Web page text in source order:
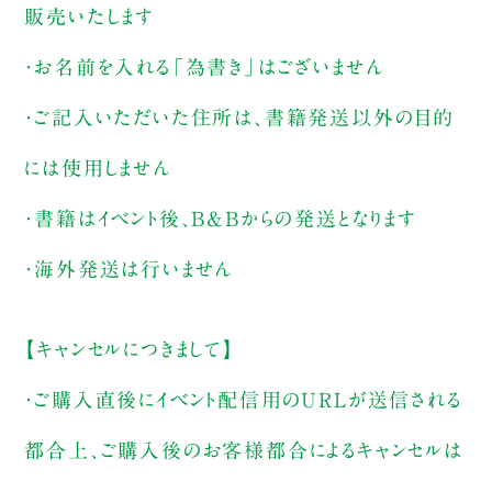
販売いたします
・お名前を入れる「為書き」はございません
・ご記入いただいた住所は、書籍発送以外の目的
には使用しません
・書籍はイベント後、B&Bからの発送となります
・海外発送は行いません
【キャンセルにつきまして】
・ご購入直後にイベント配信用のURLが送信される
都合上、ご購入後のお客様都合によるキャンセルは